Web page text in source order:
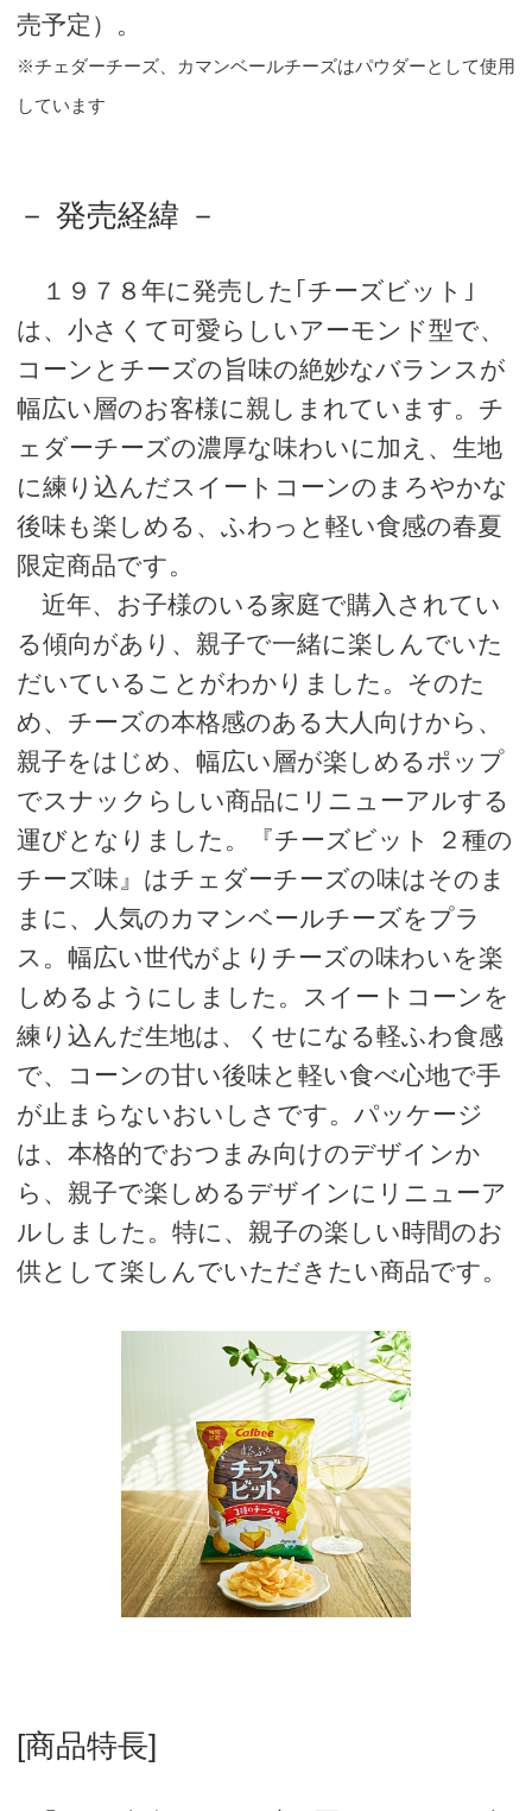
売予定）。
※チェダーチーズ、カマンベールチーズはパウダーとして使用
しています
－ 発売経緯 －
１９７８年に発売した｢チーズビット｣
は、小さくて可愛らしいアーモンド型で、
コーンとチーズの旨味の絶妙なバランスが
幅広い層のお客様に親しまれています。チ
ェダーチーズの濃厚な味わいに加え、生地
に練り込んだスイートコーンのまろやかな
後味も楽しめる、ふわっと軽い食感の春夏
限定商品です。
近年、お子様のいる家庭で購入されてい
る傾向があり、親子で一緒に楽しんでいた
だいていることがわかりました。そのた
め、チーズの本格感のある大人向けから、
親子をはじめ、幅広い層が楽しめるポップ
でスナックらしい商品にリニューアルする
運びとなりました。『チーズビット ２種の
チーズ味』はチェダーチーズの味はそのま
まに、人気のカマンベールチーズをプラ
ス。幅広い世代がよりチーズの味わいを楽
しめるようにしました。スイートコーンを
練り込んだ生地は、くせになる軽ふわ食感
で、コーンの甘い後味と軽い食べ心地で手
が止まらないおいしさです。パッケージ
は、本格的でおつまみ向けのデザインか
ら、親子で楽しめるデザインにリニューア
ルしました。特に、親子の楽しい時間のお
供として楽しんでいただきたい商品です。
[商品特長]